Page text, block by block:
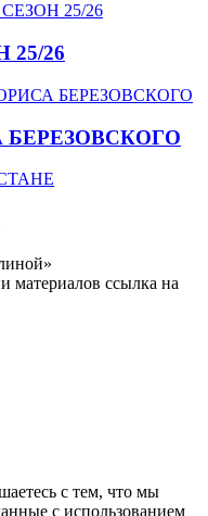
26
материалов ссылка на
с тем, что мы
с использованием